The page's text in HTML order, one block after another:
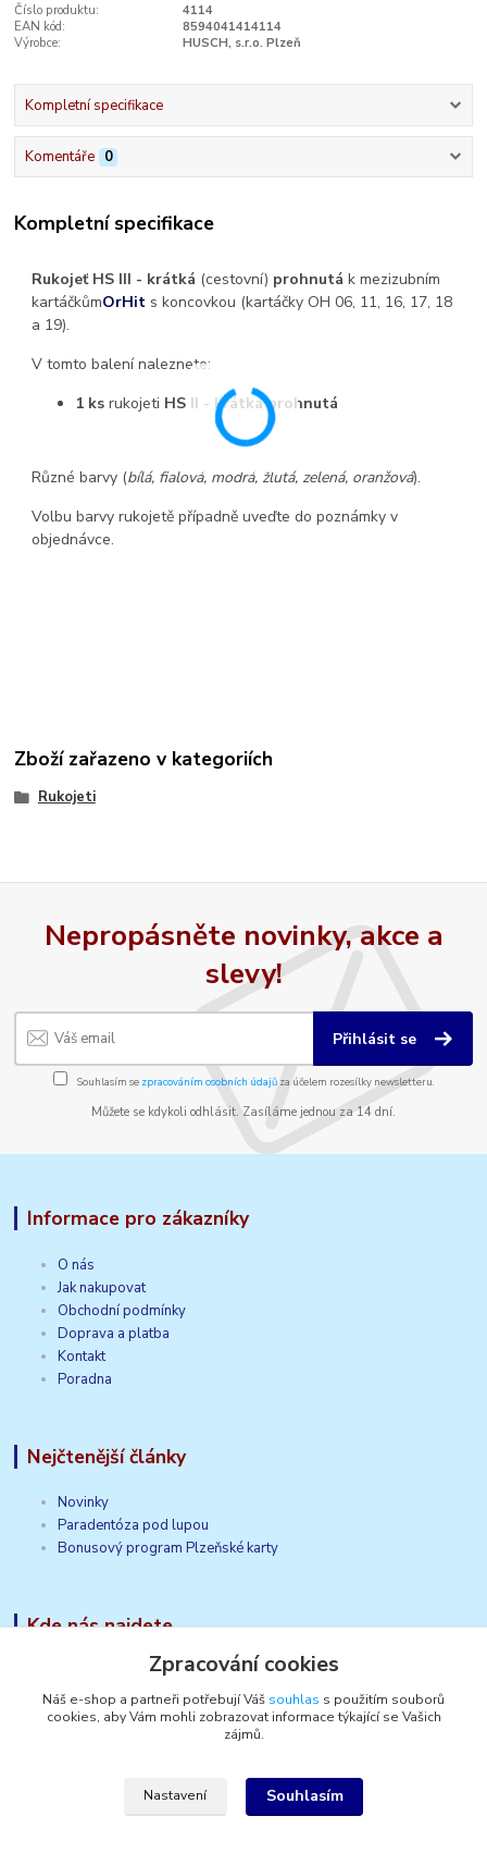
Číslo produktu:
4114
EAN kód:
8594041414114
Výrobce:
HUSCH, s.r.o. Plzeň
Kompletní specifikace
Komentáře 0
Kompletní specifikace
Rukojeť HS III - krátká (cestovní) prohnutá k mezizubním
kartáčkůmOrHit s koncovkou (kartáčky OH 06, 11, 16, 17, 18
a 19).
V tomto balení naleznete:
1 ks rukojeti HS II - krátká prohnutá
Různé barvy (bílá, fialová, modrá, žlutá, zelená, oranžová).
Volbu barvy rukojetě případně uveďte do poznámky v
objednávce.
Zboží zařazeno v kategoriích
Rukojeti
Nepropásněte novinky, akce a
slevy!
Přihlásit se
Souhlasím se zpracováním osobních údajůza účelem rozesílky newsletteru.
Můžete se kdykoli odhlásit. Zasíláme jednou za 14 dní.
Informace pro zákazníky
O nás
Jak nakupovat
Obchodní podmínky
Doprava a platba
Kontakt
Poradna
Nejčtenější články
Novinky
Paradentóza pod lupou
Bonusový program Plzeňské karty
Kde nás najdete
Dobřanská 137/104
320 12 Plzeň
Zpracování cookies
Náš e-shop a partneři potřebují Váš souhlas s použitím souborů
cookies, aby Vám mohli zobrazovat informace týkající se Vašich
zájmů.
Nastavení Souhlasím